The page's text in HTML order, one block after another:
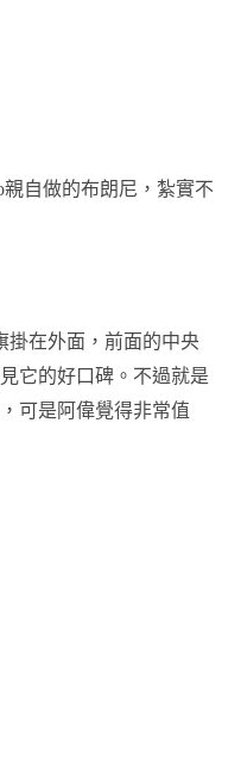
親自做的布朗尼，紮實不
掛在外面，前面的中央
它的好口碑。不過就是
可是阿偉覺得非常值